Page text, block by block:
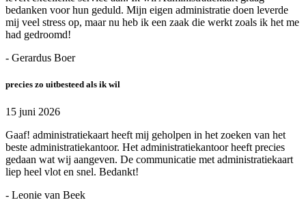
bedanken voor hun geduld. Mijn eigen administratie doen leverde
mij veel stress op, maar nu heb ik een zaak die werkt zoals ik het me
had gedroomd!
- Gerardus Boer
precies zo uitbesteed als ik wil
15 juni 2026
Gaaf! administratiekaart heeft mij geholpen in het zoeken van het
beste administratiekantoor. Het administratiekantoor heeft precies
gedaan wat wij aangeven. De communicatie met administratiekaart
liep heel vlot en snel. Bedankt!
- Leonie van Beek